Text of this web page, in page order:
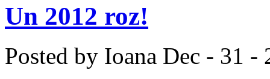
Un 2012 roz!
Posted by Ioana Dec - 31 -